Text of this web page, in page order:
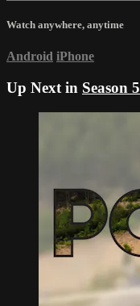
Watch anywhere, anytime
Android iPhone
Up Next in Season 5